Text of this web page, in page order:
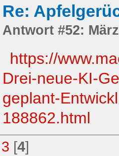
Re:
Antwort #52:
https://
Drei-neue-KI-
geplant-
188862.html
3 [4]